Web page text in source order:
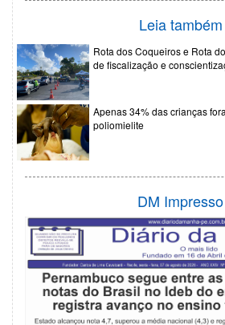
Leia também
Rota dos Coqueiros e Rota
de fiscalização e
Apenas 34% das crianças
poliomielite
DM Impresso